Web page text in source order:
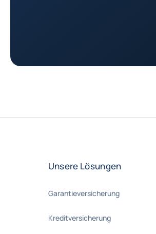
Unsere Lösungen
Garantieversicherung
Kreditversicherung